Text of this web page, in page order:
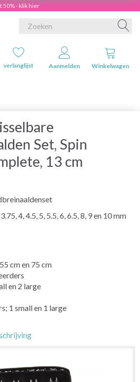
50% - klik hier
verlanglijst Aanmelden Winkelwagen
Set, Spin
13 cm
4, 4.5, 5, 5.5, 6, 6.5, 8, 9 en 10 mm
cm en 75 cm
en 2 large
1 small en 1 large